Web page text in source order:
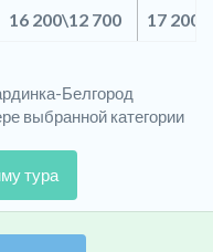
16 200\12 700 17
Белгород
выбранной категории
тура